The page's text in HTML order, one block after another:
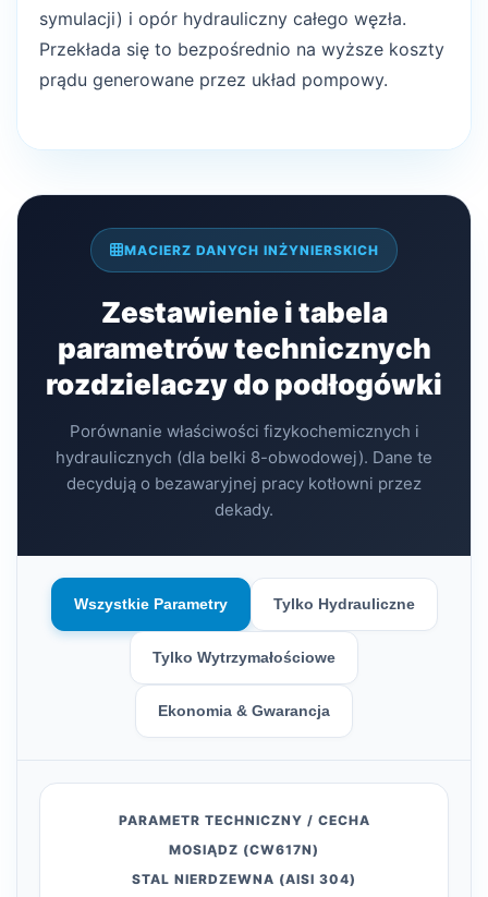
symulacji) i opór hydrauliczny całego węzła.
Przekłada się to bezpośrednio na wyższe koszty
prądu generowane przez układ pompowy.
MACIERZ DANYCH INŻYNIERSKICH
Zestawienie i tabela
parametrów technicznych
rozdzielaczy do podłogówki
Porównanie właściwości fizykochemicznych i
hydraulicznych (dla belki 8-obwodowej). Dane te
decydują o bezawaryjnej pracy kotłowni przez
dekady.
Wszystkie Parametry Tylko Hydrauliczne
Tylko Wytrzymałościowe
Ekonomia & Gwarancja
PARAMETR TECHNICZNY / CECHA
MOSIĄDZ (CW617N)
STAL NIERDZEWNA (AISI 304)